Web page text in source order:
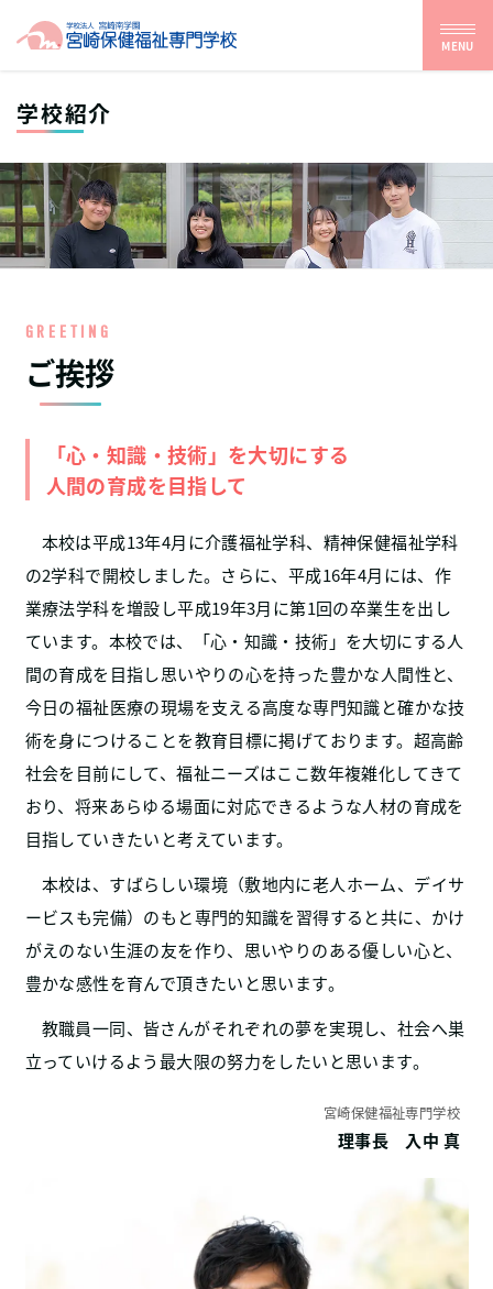
MENU
学校紹介
GREETING
ご挨拶
「心・知識・技術」を大切にする
人間の育成を目指して
本校は平成13年4月に介護福祉学科、精神保健福祉学科
の2学科で開校しました。さらに、平成16年4月には、作
業療法学科を増設し平成19年3月に第1回の卒業生を出し
ています。本校では、「心・知識・技術」を大切にする人
間の育成を目指し思いやりの心を持った豊かな人間性と、
今日の福祉医療の現場を支える高度な専門知識と確かな技
術を身につけることを教育目標に掲げております。超高齢
社会を目前にして、福祉ニーズはここ数年複雑化してきて
おり、将来あらゆる場面に対応できるような人材の育成を
目指していきたいと考えています。
本校は、すばらしい環境（敷地内に老人ホーム、デイサ
ービスも完備）のもと専門的知識を習得すると共に、かけ
がえのない生涯の友を作り、思いやりのある優しい心と、
豊かな感性を育んで頂きたいと思います。
教職員一同、皆さんがそれぞれの夢を実現し、社会へ巣
立っていけるよう最大限の努力をしたいと思います。
宮崎保健福祉専門学校
理事長 入中 真